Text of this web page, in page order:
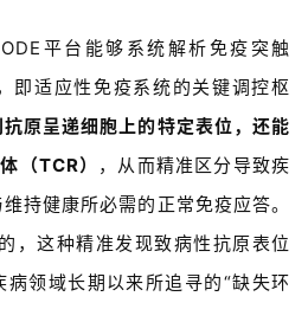
平台能够系统解析免疫突触
即适应性免疫系统的关键调控枢
原呈递细胞上的特定表位，还能
（TCR） ，从而精准区分导致疾
持健康所必需的正常免疫应答。
，这种精准发现致病性抗原表位
领域长期以来所追寻的“缺失环